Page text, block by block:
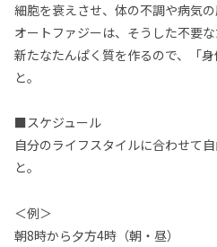
細胞を衰えさせ、体の不調や病気の
オートファジーは、そうした不要
新たなたんぱく質を作るので、「
と。
■スケジュール
自分のライフスタイルに合わせて
と。
＜例＞
朝8時から夕方4時（朝・昼）